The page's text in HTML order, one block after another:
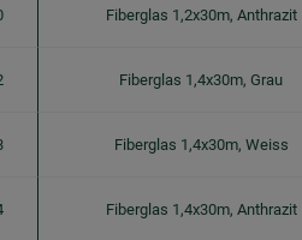
Fiberglas 1,2x30m, Anthrazit
Fiberglas 1,4x30m, Grau
Fiberglas 1,4x30m, Weiss
Fiberglas 1,4x30m, Anthrazit